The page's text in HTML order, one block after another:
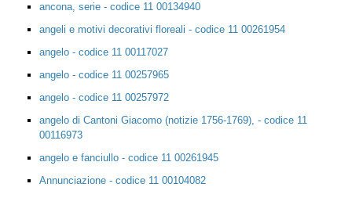
ancona, serie - codice 11 00134940
angeli e motivi decorativi floreali - codice 11 00261954
angelo - codice 11 00117027
angelo - codice 11 00257965
angelo - codice 11 00257972
angelo di Cantoni Giacomo (notizie 1756-1769), - codice 11
00116973
angelo e fanciullo - codice 11 00261945
Annunciazione - codice 11 00104082